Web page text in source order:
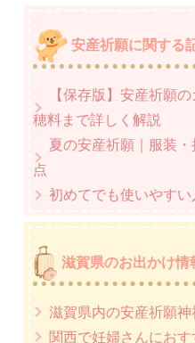
安産祈願に関する
【保存版】安産祈願
穂料まで詳しく解説
夏の安産祈願｜服装
点
初めてでも使いやす
滋賀県のお出かけ情
滋賀県内の安産祈願神
関西で妊婦さんにおす